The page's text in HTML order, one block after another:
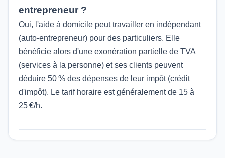
entrepreneur ?
Oui, l'aide à domicile peut travailler en indépendant
(auto-entrepreneur) pour des particuliers. Elle
bénéficie alors d'une exonération partielle de TVA
(services à la personne) et ses clients peuvent
déduire 50 % des dépenses de leur impôt (crédit
d'impôt). Le tarif horaire est généralement de 15 à
25 €/h.